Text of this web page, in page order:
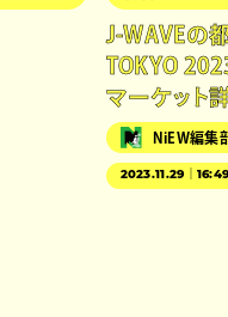
J-WAVEの
TOKYO
マーケット
NiEW編集
2023.11.29｜